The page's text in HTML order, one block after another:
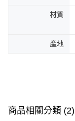
材質
產地
商品相關分類 (2)